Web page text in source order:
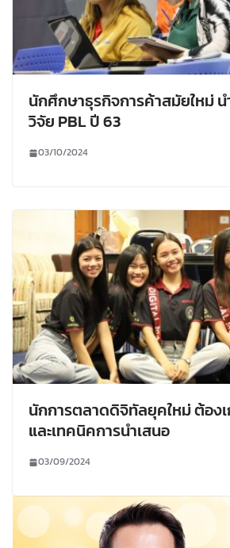
นักศึกษาธุรกิจการค้าสมัยใหม่
วิจัย PBL ปี 63
03/10/2024
นักการตลาดดิจิทัลยุคใหม่ ต้อง
และเทคนิคการนำเสนอ
03/09/2024